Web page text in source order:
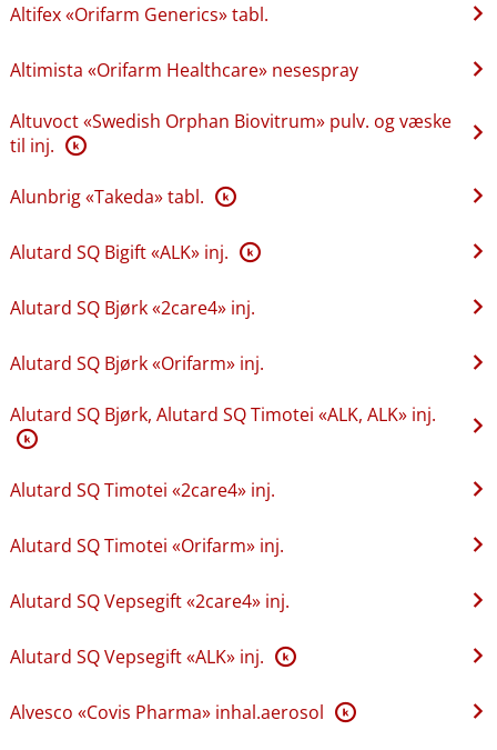
Altifex «Orifarm Generics» tabl.
Altimista «Orifarm Healthcare» nesespray
Altuvoct «Swedish Orphan Biovitrum» pulv. og væske
til inj. K
Alunbrig «Takeda» tabl. K
Alutard SQ Bigift «ALK» inj. K
Alutard SQ Bjørk «2care4» inj.
Alutard SQ Bjørk «Orifarm» inj.
Alutard SQ Bjørk, Alutard SQ Timotei «ALK, ALK» inj.
K
Alutard SQ Timotei «2care4» inj.
Alutard SQ Timotei «Orifarm» inj.
Alutard SQ Vepsegift «2care4» inj.
Alutard SQ Vepsegift «ALK» inj. K
Alvesco «Covis Pharma» inhal.aerosol K